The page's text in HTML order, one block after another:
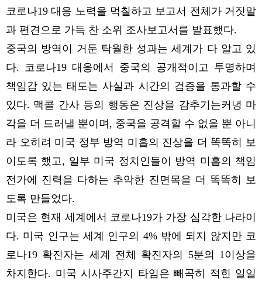
코로나19 대응 노력을 먹칠하고 보고서 전체가 거짓말
과 편견으로 가득 찬 소위 조사보고서를 발표했다.
중국의 방역이 거둔 탁월한 성과는 세계가 다 알고 있
다. 코로나19 대응에서 중국의 공개적이고 투명하며
책임감 있는 태도는 사실과 시간의 검증을 통과할 수
있다. 맥콜 간사 등의 행동은 진상을 감추기는커녕 마
각을 더 드러낼 뿐이며, 중국을 공격할 수 없을 뿐 아니
라 오히려 미국 정부 방역 미흡의 진상을 더 똑똑히 보
이도록 했고, 일부 미국 정치인들이 방역 미흡의 책임
전가에 진력을 다하는 추악한 진면목을 더 똑똑히 보
도록 만들었다.
미국은 현재 세계에서 코로나19가 가장 심각한 나라이
다. 미국 인구는 세계 인구의 4% 밖에 되지 않지만 코
로나19 확진자는 세계 전체 확진자의 5분의 1이상을
차지한다. 미국 시사주간지 타임은 빼곡히 적힌 일일